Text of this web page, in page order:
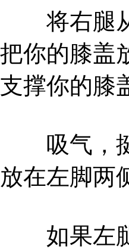
将右腿从
把你的膝盖
支撑你的膝
吸气，挺
放在左脚两
如果左腿